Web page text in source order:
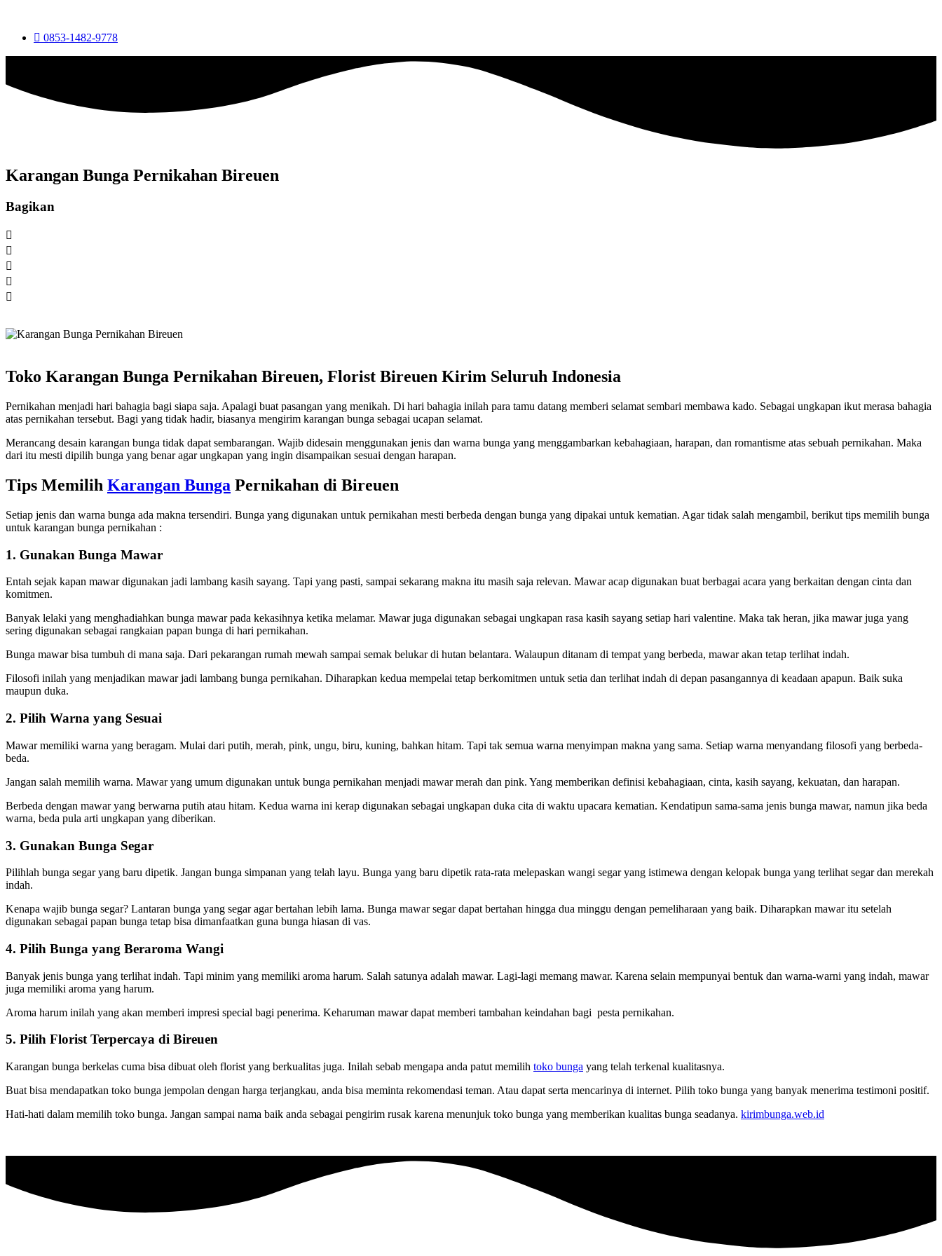
0853-1482-9778
Karangan Bunga Pernikahan Bireuen
Bagikan
Toko Karangan Bunga Pernikahan Bireuen, Florist Bireuen Kirim Seluruh Indonesia
Pernikahan menjadi hari bahagia bagi siapa saja. Apalagi buat pasangan yang menikah. Di hari bahagia inilah para tamu datang memberi selamat sembari membawa kado. Sebagai ungkapan ikut merasa bahagia
atas pernikahan tersebut. Bagi yang tidak hadir, biasanya mengirim karangan bunga sebagai ucapan selamat.
Merancang desain karangan bunga tidak dapat sembarangan. Wajib didesain menggunakan jenis dan warna bunga yang menggambarkan kebahagiaan, harapan, dan romantisme atas sebuah pernikahan. Maka
dari itu mesti dipilih bunga yang benar agar ungkapan yang ingin disampaikan sesuai dengan harapan.
Tips Memilih Karangan Bunga Pernikahan di Bireuen
Setiap jenis dan warna bunga ada makna tersendiri. Bunga yang digunakan untuk pernikahan mesti berbeda dengan bunga yang dipakai untuk kematian. Agar tidak salah mengambil, berikut tips memilih bunga
untuk karangan bunga pernikahan :
1. Gunakan Bunga Mawar
Entah sejak kapan mawar digunakan jadi lambang kasih sayang. Tapi yang pasti, sampai sekarang makna itu masih saja relevan. Mawar acap digunakan buat berbagai acara yang berkaitan dengan cinta dan
komitmen.
Banyak lelaki yang menghadiahkan bunga mawar pada kekasihnya ketika melamar. Mawar juga digunakan sebagai ungkapan rasa kasih sayang setiap hari valentine. Maka tak heran, jika mawar juga yang
sering digunakan sebagai rangkaian papan bunga di hari pernikahan.
Bunga mawar bisa tumbuh di mana saja. Dari pekarangan rumah mewah sampai semak belukar di hutan belantara. Walaupun ditanam di tempat yang berbeda, mawar akan tetap terlihat indah.
Filosofi inilah yang menjadikan mawar jadi lambang bunga pernikahan. Diharapkan kedua mempelai tetap berkomitmen untuk setia dan terlihat indah di depan pasangannya di keadaan apapun. Baik suka
maupun duka.
2. Pilih Warna yang Sesuai
Mawar memiliki warna yang beragam. Mulai dari putih, merah, pink, ungu, biru, kuning, bahkan hitam. Tapi tak semua warna menyimpan makna yang sama. Setiap warna menyandang filosofi yang berbeda-
beda.
Jangan salah memilih warna. Mawar yang umum digunakan untuk bunga pernikahan menjadi mawar merah dan pink. Yang memberikan definisi kebahagiaan, cinta, kasih sayang, kekuatan, dan harapan.
Berbeda dengan mawar yang berwarna putih atau hitam. Kedua warna ini kerap digunakan sebagai ungkapan duka cita di waktu upacara kematian. Kendatipun sama-sama jenis bunga mawar, namun jika beda
warna, beda pula arti ungkapan yang diberikan.
3. Gunakan Bunga Segar
Pilihlah bunga segar yang baru dipetik. Jangan bunga simpanan yang telah layu. Bunga yang baru dipetik rata-rata melepaskan wangi segar yang istimewa dengan kelopak bunga yang terlihat segar dan merekah
indah.
Kenapa wajib bunga segar? Lantaran bunga yang segar agar bertahan lebih lama. Bunga mawar segar dapat bertahan hingga dua minggu dengan pemeliharaan yang baik. Diharapkan mawar itu setelah
digunakan sebagai papan bunga tetap bisa dimanfaatkan guna bunga hiasan di vas.
4. Pilih Bunga yang Beraroma Wangi
Banyak jenis bunga yang terlihat indah. Tapi minim yang memiliki aroma harum. Salah satunya adalah mawar. Lagi-lagi memang mawar. Karena selain mempunyai bentuk dan warna-warni yang indah, mawar
juga memiliki aroma yang harum.
Aroma harum inilah yang akan memberi impresi special bagi penerima. Keharuman mawar dapat memberi tambahan keindahan bagi pesta pernikahan.
5. Pilih Florist Terpercaya di Bireuen
Karangan bunga berkelas cuma bisa dibuat oleh florist yang berkualitas juga. Inilah sebab mengapa anda patut memilih toko bunga yang telah terkenal kualitasnya.
Buat bisa mendapatkan toko bunga jempolan dengan harga terjangkau, anda bisa meminta rekomendasi teman. Atau dapat serta mencarinya di internet. Pilih toko bunga yang banyak menerima testimoni positif.
Hati-hati dalam memilih toko bunga. Jangan sampai nama baik anda sebagai pengirim rusak karena menunjuk toko bunga yang memberikan kualitas bunga seadanya. kirimbunga.web.id